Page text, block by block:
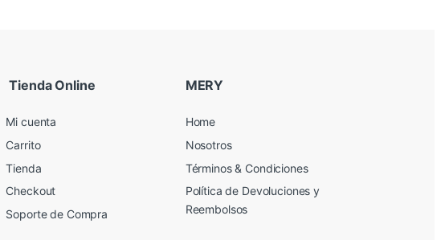
Tienda Online
Mi cuenta
Carrito
Tienda
Checkout
Soporte de Compra
MERY
Home
Nosotros
Términos & Condiciones
Política de Devoluciones y
Reembolsos